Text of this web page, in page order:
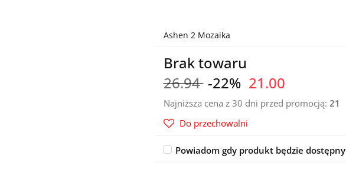
Ashen 2 Mozaika
Brak towaru
26.94 -22% 21.00
Najniższa cena z 30 dni przed promocją: 21
Do przechowalni
Powiadom gdy produkt będzie dostępny